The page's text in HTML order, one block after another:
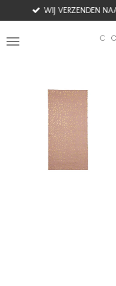
direct
naar
de
WIJ VERZENDEN